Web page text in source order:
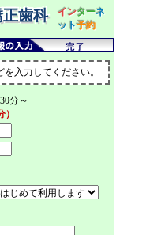
歯科 インターネ
ット予約
入力してください。
分～